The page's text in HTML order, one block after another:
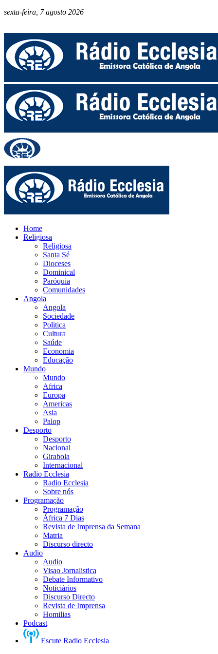
sexta-feira, 7 agosto 2026
Home
Religiosa
Religiosa
Santa Sé
Dioceses
Dominical
Paróquia
Comunidades
Angola
Angola
Sociedade
Politica
Cultura
Saúde
Economia
Educação
Mundo
Mundo
Africa
Europa
Americas
Asia
Palop
Desporto
Desporto
Nacional
Girabola
Internacional
Radio Ecclesia
Radio Ecclesia
Sobre nós
Programação
Programação
África 7 Dias
Revista de Imprensa da Semana
Matria
Discurso directo
Audio
Audio
Visao Jornalistica
Debate Informativo
Noticiários
Discurso Directo
Revista de Imprensa
Homilias
Podcast
Escute Radio Ecclesia